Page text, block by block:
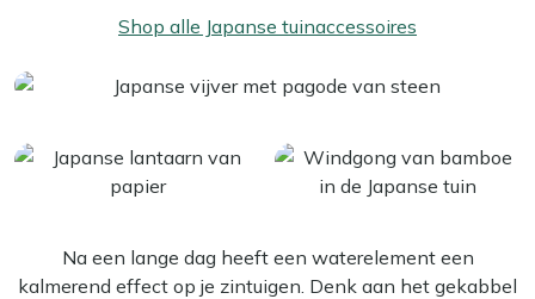
Shop alle Japanse tuinaccessoires
Na een lange dag heeft een waterelement een
kalmerend effect op je zintuigen. Denk aan het gekabbel